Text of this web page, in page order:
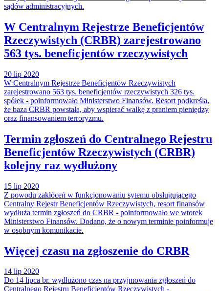
sądów administracyjnych.
W Centralnym Rejestrze Beneficjentów
Rzeczywistych (CRBR) zarejestrowano
563 tys. beneficjentów rzeczywistych
20 lip 2020
W Centralnym Rejestrze Beneficjentów Rzeczywistych
zarejestrowano 563 tys. beneficjentów rzeczywistych 326 tys.
spółek - poinformowało Ministerstwo Finansów. Resort podkreśla,
że baza CRBR powstała, aby wspierać walkę z praniem pieniędzy
oraz finansowaniem terroryzmu.
Termin zgłoszeń do Centralnego Rejestru
Beneficjentów Rzeczywistych (CRBR)
kolejny raz wydłużony
15 lip 2020
Z powodu zakłóceń w funkcjonowaniu sytemu obsługującego
Centralny Rejestr Beneficjentów Rzeczywistych, resort finansów
wydłuża termin zgłoszeń do CRBR - poinformowało we wtorek
Ministerstwo Finansów. Dodano, że o nowym terminie poinformuje
w osobnym komunikacie.
Więcej czasu na zgłoszenie do CRBR
14 lip 2020
Do 14 lipca br. wydłużono czas na przyjmowania zgłoszeń do
Centralnego Rejestru Beneficjentów Rzeczywistych -